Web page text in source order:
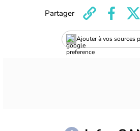
Ajouter à vos sources
Partager